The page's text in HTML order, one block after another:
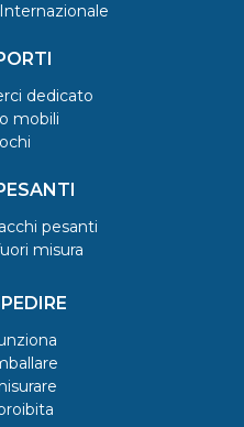
dedicato
mobili
pesanti
misura